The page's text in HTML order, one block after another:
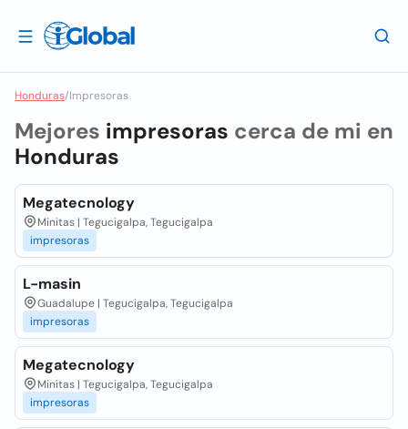
Honduras/Impresoras
Mejores impresoras cerca de mi en
Honduras
Megatecnology
Minitas | Tegucigalpa, Tegucigalpa
impresoras
L-masin
Guadalupe | Tegucigalpa, Tegucigalpa
impresoras
Megatecnology
Minitas | Tegucigalpa, Tegucigalpa
impresoras